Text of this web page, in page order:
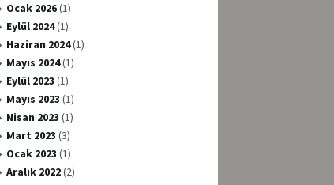
Ocak 2026(1)
Eylül 2024(1)
Haziran 2024(1)
Mayıs 2024(1)
Eylül 2023 (1)
Mayıs 2023 (1)
Nisan 2023 (1)
Mart 2023 (3)
Ocak 2023 (1)
Aralık 2022(2)